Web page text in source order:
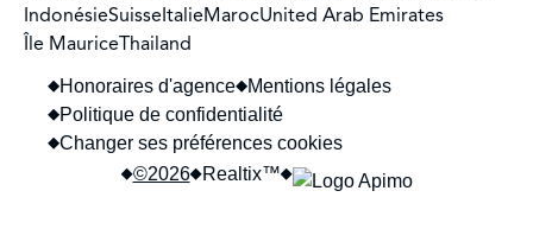
IndonésieSuisseItalieMarocUnited Arab Emirates
Île MauriceThailand
©2026 Realtix™
Honoraires d'agence
Mentions légales
Politique de confidentialité
Changer ses préférences cookies